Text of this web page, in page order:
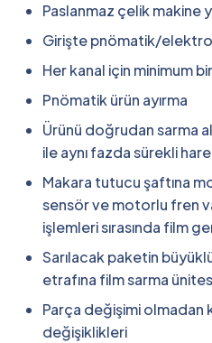
Paslanmaz çelik makine
Girişte pnömatik/
Her kanal için minimum
Pnömatik ürün ayırma
Ürünü doğrudan sarma
ile aynı fazda sürekli
Makara tutucu şaftına
sensör ve motorlu fren
işlemleri sırasında film
Sarılacak paketin
etrafına film sarma
Parça değişimi olmadan
değişiklikleri